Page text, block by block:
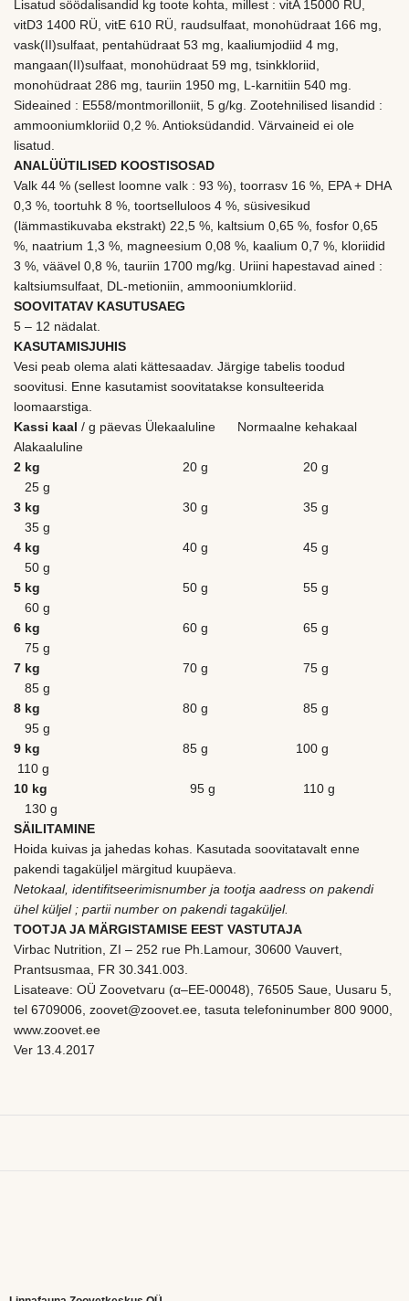
Lisatud söödalisandid kg toote kohta, millest : vitA 15000 RÜ,
vitD3 1400 RÜ, vitE 610 RÜ, raudsulfaat, monohüdraat 166 mg,
vask(II)sulfaat, pentahüdraat 53 mg, kaaliumjodiid 4 mg,
mangaan(II)sulfaat, monohüdraat 59 mg, tsinkkloriid,
monohüdraat 286 mg, tauriin 1950 mg, L-karnitiin 540 mg.
Sideained : E558/montmorilloniit, 5 g/kg. Zootehnilised lisandid :
ammooniumkloriid 0,2 %. Antioksüdandid. Värvaineid ei ole
lisatud.
ANALÜÜTILISED KOOSTISOSAD
Valk 44 % (sellest loomne valk : 93 %), toorrasv 16 %, EPA + DHA
0,3 %, toortuhk 8 %, toortselluloos 4 %, süsivesikud
(lämmastikuvaba ekstrakt) 22,5 %, kaltsium 0,65 %, fosfor 0,65
%, naatrium 1,3 %, magneesium 0,08 %, kaalium 0,7 %, kloriidid
3 %, väävel 0,8 %, tauriin 1700 mg/kg. Uriini hapestavad ained :
kaltsiumsulfaat, DL-metioniin, ammooniumkloriid.
SOOVITATAV KASUTUSAEG
5 – 12 nädalat.
KASUTAMISJUHIS
Vesi peab olema alati kättesaadav. Järgige tabelis toodud
soovitusi. Enne kasutamist soovitatakse konsulteerida
loomaarstiga.
Kassi kaal / g päevas Ülekaaluline Normaalne kehakaal
Alakaaluline
2 kg 20 g 20 g
25 g
3 kg 30 g 35 g
35 g
4 kg 40 g 45 g
50 g
5 kg 50 g 55 g
60 g
6 kg 60 g 65 g
75 g
7 kg 70 g 75 g
85 g
8 kg 80 g 85 g
95 g
9 kg 85 g 100 g
110 g
10 kg 95 g 110 g
130 g
SÄILITAMINE
Hoida kuivas ja jahedas kohas. Kasutada soovitatavalt enne
pakendi tagaküljel märgitud kuupäeva.
Netokaal, identifitseerimisnumber ja tootja aadress on pakendi
ühel küljel ; partii number on pakendi tagaküljel.
TOOTJA JA MÄRGISTAMISE EEST VASTUTAJA
Virbac Nutrition, ZI – 252 rue Ph.Lamour, 30600 Vauvert,
Prantsusmaa, FR 30.341.003.
Lisateave: OÜ Zoovetvaru (α–EE-00048), 76505 Saue, Uusaru 5,
tel 6709006, zoovet@zoovet.ee, tasuta telefoninumber 800 9000,
www.zoovet.ee
Ver 13.4.2017